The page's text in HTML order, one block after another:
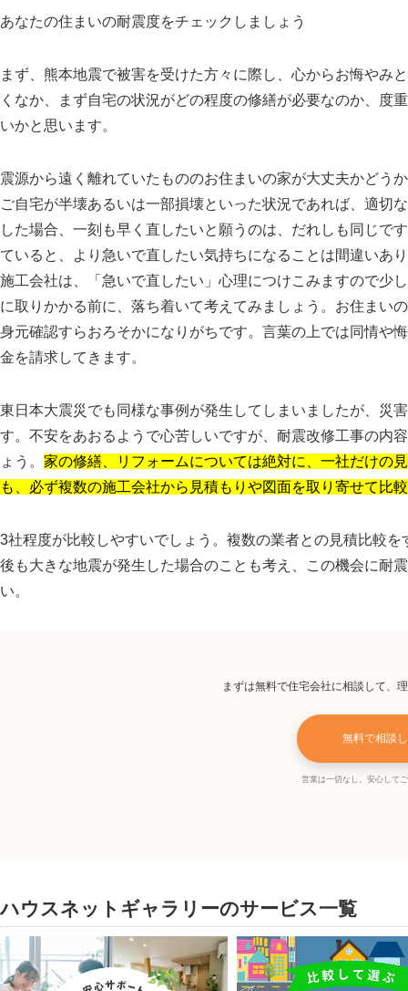
あなたの住まいの耐震度をチェックしましょう
まず、熊本地震で被害を受けた方々に際し、心からお悔やみ
くなか、まず自宅の状況がどの程度の修繕が必要なのか、度
いかと思います。
震源から遠く離れていたもののお住まいの家が大丈夫かどう
ご自宅が半壊あるいは一部損壊といった状況であれば、適切
した場合、一刻も早く直したいと願うのは、だれしも同じで
ていると、より急いで直したい気持ちになることは間違いあ
施工会社は、
急いで直したい
心理につけこみますので少
に取りかかる前に、落ち着いて考えてみましょう。お住まい
身元確認すらおろそかになりがちです。言葉の上では同情や
金を請求してきます。
東日本大震災でも同様な事例が発生してしまいましたが、災
す。不安をあおるようで心苦しいですが、耐震改修工事の内
ょう。 家の修繕、リフォームについては絶対に、一社だけの
も、必ず複数の施工会社から見積もりや図面を取り寄せて比
3社程度が比較しやすいでしょう。複数の業者との見積比較
後も大きな地震が発生した場合のことも考え、この機会に耐
い。
まずは無料で住宅会社に相談して、
無料で相談
営業は一切なし。安心して
ハウスネットギャラリーのサービス一覧